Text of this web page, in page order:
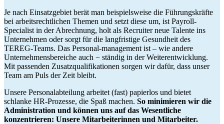
Je nach Einsatzgebiet berät man beispielsweise die Führungskräfte
bei arbeitsrechtlichen Themen und setzt diese um, ist Payroll-
Specialist in der Abrechnung, holt als Recruiter neue Talente ins
Unternehmen oder sorgt für die langfristige Gesundheit des
TEREG-Teams. Das Personal-management ist – wie andere
Unternehmensbereiche auch − ständig in der Weiterentwicklung.
Mit passenden Zusatzqualifikationen sorgen wir dafür, dass unser
Team am Puls der Zeit bleibt.
Unsere Personalabteilung arbeitet (fast) papierlos und bietet
schlanke HR-Prozesse, die Spaß machen. So minimieren wir die
Administration und können uns auf das Wesentliche
konzentrieren: Unsere Mitarbeiterinnen und Mitarbeiter.